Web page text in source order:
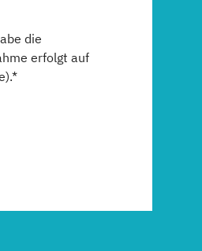
die
erfolgt auf